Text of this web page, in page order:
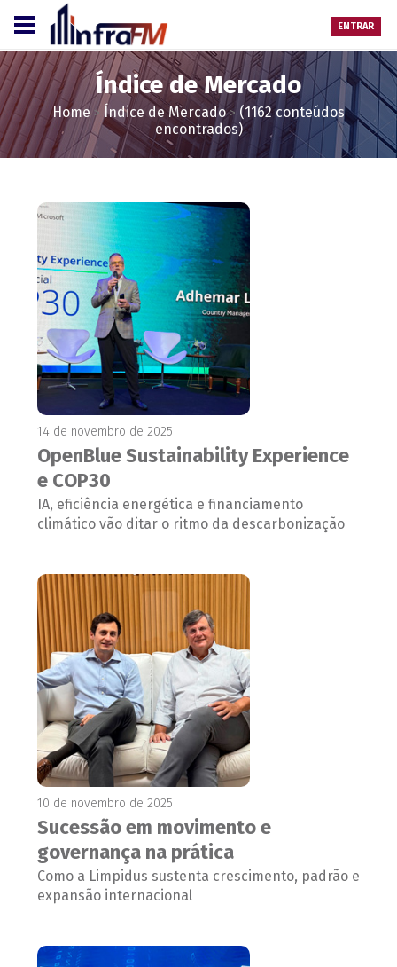
ENTRAR
Índice de Mercado
Home > Índice de Mercado> (1162 conteúdos
encontrados)
14 de novembro de 2025
OpenBlue Sustainability Experience
e COP30
IA, eficiência energética e financiamento
climático vão ditar o ritmo da descarbonização
10 de novembro de 2025
Sucessão em movimento e
governança na prática
Como a Limpidus sustenta crescimento, padrão e
expansão internacional